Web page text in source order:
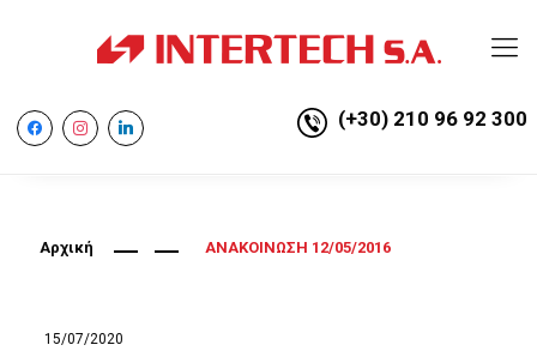
facebookinstagramlinkedin (+30) 210 96 92 300
Αρχική ΑΝΑΚΟΙΝΩΣΗ 12/05/2016
15/07/2020